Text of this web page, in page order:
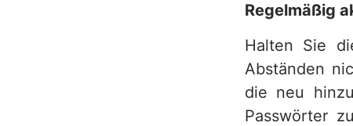
Regelmäßig
Halten Sie
Abständen
die neu
Passwörter